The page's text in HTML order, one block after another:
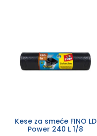
Kese za smeće FINO LD
Power 240 L 1/8